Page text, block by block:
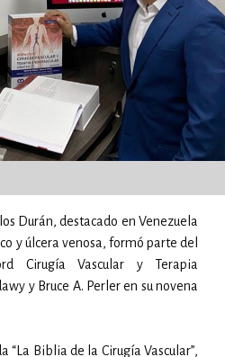
Durán, destacado en Venezuela
y úlcera venosa, formó parte del
Cirugía Vascular y Terapia
y Bruce A. Perler en su novena
“La Biblia de la Cirugía Vascular”,